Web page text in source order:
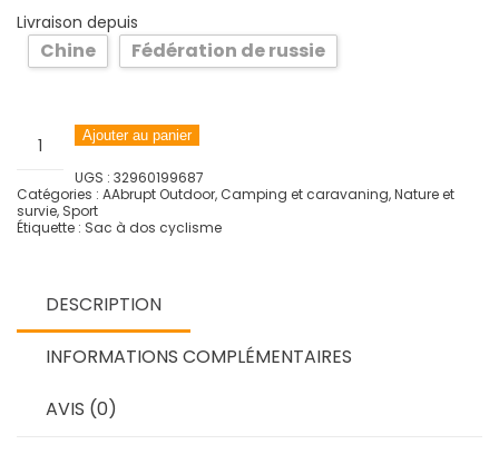
Livraison depuis
Chine Fédération de russie
quantité
à
dos
ultraléger
WEST
Ajouter au panier
UGS : 32960199687
Catégories : AAbrupt Outdoor, Camping et caravaning,Nature et
survie, Sport
Étiquette : Sac à dos cyclisme
DESCRIPTION
INFORMATIONS COMPLÉMENTAIRES
AVIS (0)